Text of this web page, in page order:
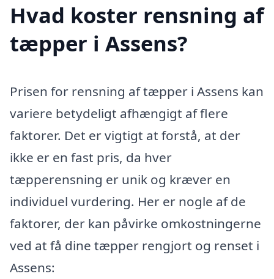
Hvad koster rensning af
tæpper i Assens?
Prisen for rensning af tæpper i Assens kan
variere betydeligt afhængigt af flere
faktorer. Det er vigtigt at forstå, at der
ikke er en fast pris, da hver
tæpperensning er unik og kræver en
individuel vurdering. Her er nogle af de
faktorer, der kan påvirke omkostningerne
ved at få dine tæpper rengjort og renset i
Assens: